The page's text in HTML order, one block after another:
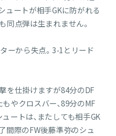
ュートが相手GKに防がれる
同点弾は生まれません。
ーから失点。3-1とリード
を仕掛けますが84分のDF
やクロスバー、89分のMF
ートは、またしても相手GK
間際のFW後藤準弥のシュ